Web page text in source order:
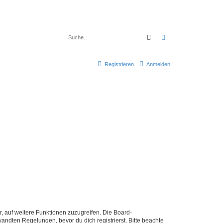
Suche
Anmelden
Registrieren
auf weitere Funktionen zuzugreifen. Die Board-
Regelungen, bevor du dich registrierst. Bitte beachte